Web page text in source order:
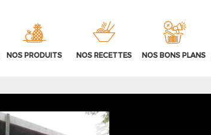
NOS PRODUITS NOS RECETTES NOS BONS PLANS